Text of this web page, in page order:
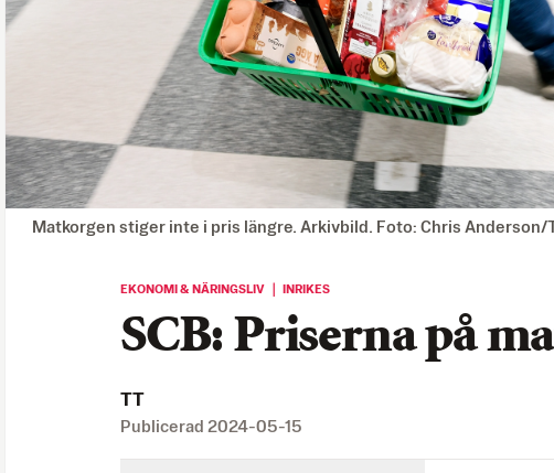
Matkorgen stiger inte i pris längre. Arkivbild. Foto: Chris Anderson/
EKONOMI & NÄRINGSLIV ｜ INRIKES
SCB: Priserna på
TT
Publicerad 2024-05-15